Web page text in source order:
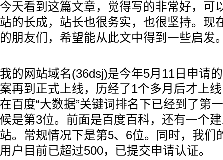
今天看到这篇文章，觉得写的非常好，可
站的长成，站长也很务实，也很坚持。现
的朋友们，希望能从此文中得到一些启发
我的网站域名(36dsj)是今年5月11日申请
案再到正式上线，历经了1个多月后才上
在百度“大数据”关键词排名下已经到了第
候是第3位。前面是百度百科，还有一个
站。常规情况下是第5、6位。同时，我们
用户目前已超过500，已提交申请认证。